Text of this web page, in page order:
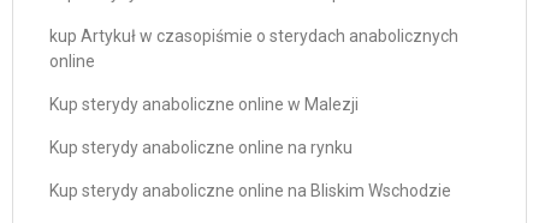
kup Artykuł w czasopiśmie o sterydach anabolicznych
online
Kup sterydy anaboliczne online w Malezji
Kup sterydy anaboliczne online na rynku
Kup sterydy anaboliczne online na Bliskim Wschodzie